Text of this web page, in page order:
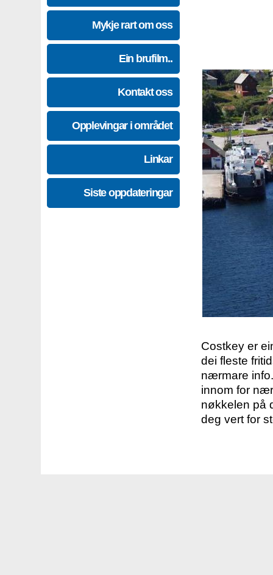
Mykje rart om oss
Ein brufilm..
Kontakt oss
Opplevingar i området
Linkar
Siste oppdateringar
Costkey er
dei fleste
nærmare
innom for
nøkkelen på
deg vert for